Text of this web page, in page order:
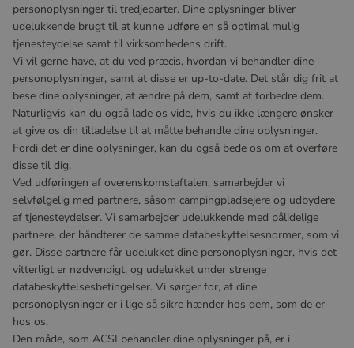
personoplysninger til tredjeparter. Dine oplysninger bliver
udelukkende brugt til at kunne udføre en så optimal mulig
tjenesteydelse samt til virksomhedens drift.
Vi vil gerne have, at du ved præcis, hvordan vi behandler dine
personoplysninger, samt at disse er up-to-date. Det står dig frit at
bese dine oplysninger, at ændre på dem, samt at forbedre dem.
Naturligvis kan du også lade os vide, hvis du ikke længere ønsker
at give os din tilladelse til at måtte behandle dine oplysninger.
Fordi det er dine oplysninger, kan du også bede os om at overføre
disse til dig.
Ved udføringen af overenskomstaftalen, samarbejder vi
selvfølgelig med partnere, såsom campingpladsejere og udbydere
af tjenesteydelser. Vi samarbejder udelukkende med pålidelige
partnere, der håndterer de samme databeskyttelsesnormer, som vi
gør. Disse partnere får udelukket dine personoplysninger, hvis det
vitterligt er nødvendigt, og udelukket under strenge
databeskyttelsesbetingelser. Vi sørger for, at dine
personoplysninger er i lige så sikre hænder hos dem, som de er
hos os.
Den måde, som ACSI behandler dine oplysninger på, er i